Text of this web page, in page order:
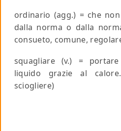
ordinario (agg.) = che
dalla norma o dalla
consueto, comune,
squagliare(v.) = portare
liquido grazie al
sciogliere)